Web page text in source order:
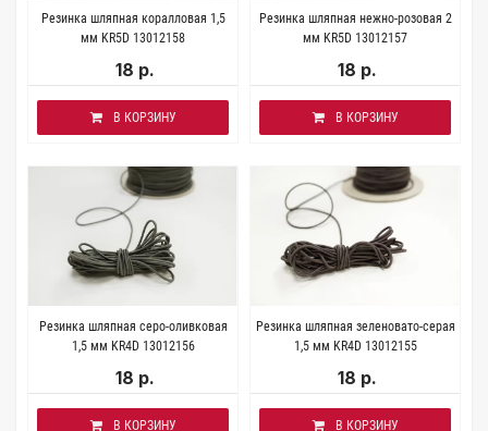
Резинка шляпная коралловая 1,5
мм KR5D 13012158
18 р.
В КОРЗИНУ
Резинка шляпная нежно-розовая 2
мм KR5D 13012157
18 р.
В КОРЗИНУ
Резинка шляпная серо-оливковая
1,5 мм KR4D 13012156
18 р.
В КОРЗИНУ
Резинка шляпная зеленовато-серая
1,5 мм KR4D 13012155
18 р.
В КОРЗИНУ